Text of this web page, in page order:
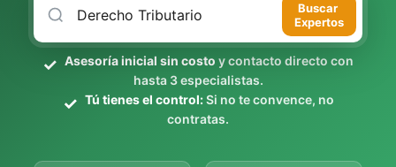
Buscar
Expertos
Asesoría inicial sin costo y contacto directo con
hasta 3 especialistas.
Tú tienes el control:Si no te convence, no
contratas.